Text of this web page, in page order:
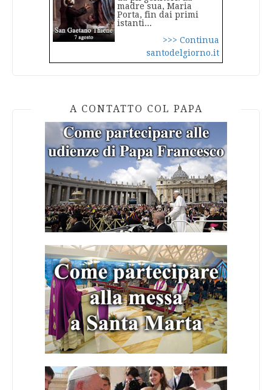
madre sua, Maria
Porta, fin dai primi
istanti...
>>> Continua
santodelgiorno.it
A CONTATTO COL PAPA